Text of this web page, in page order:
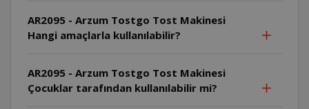
AR2095 - Arzum Tostgo Tost Makinesi
Hangi amaçlarla kullanılabilir?
AR2095 - Arzum Tostgo Tost Makinesi
Çocuklar tarafından kullanılabilir mi?